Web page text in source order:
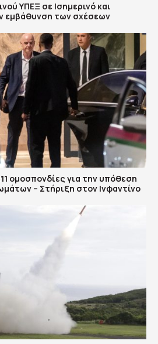
ΥΠΕΞ σε Ισημερινό και
εμβάθυνση των σχέσεων
ομοσπονδίες για την υπόθεση
– Στήριξη στον Ινφαντίνο